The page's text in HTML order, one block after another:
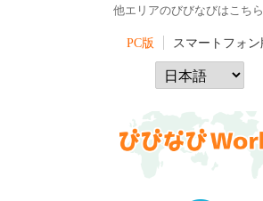
他エリアのびびなびはこち
PC版 スマートフォン